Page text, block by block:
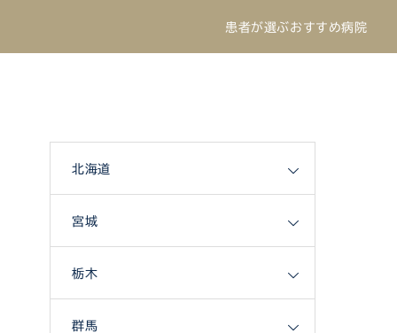
患者が選ぶおすすめ病院
北海道
宮城
栃木
群馬